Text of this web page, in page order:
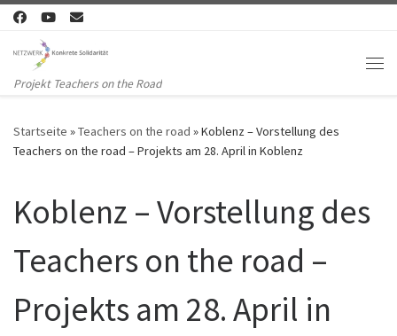
Zum Inhalt springen
Projekt Teachers on the Road
Startseite »Teachers on the road »Koblenz – Vorstellung des
Teachers on the road – Projekts am 28. April in Koblenz
Koblenz – Vorstellung des
Teachers on the road –
Projekts am 28. April in